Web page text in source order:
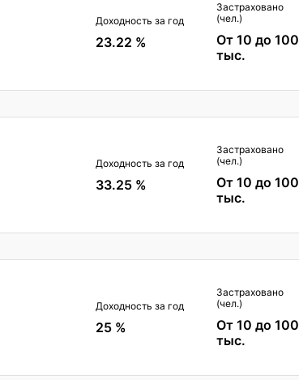
Доходность за год
23.22 %
Застраховано
(чел.)
От 10 до 100
тыс.
Доходность за год
33.25 %
Застраховано
(чел.)
От 10 до 100
тыс.
Доходность за год
25 %
Застраховано
(чел.)
От 10 до 100
тыс.